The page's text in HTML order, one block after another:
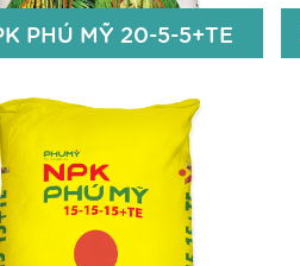
Chi tiết
PHÚ MỸ 20-5-5+TE
PHÚ MỸ 20-5-5+TE
20% N
5% P O 5
5% K 2